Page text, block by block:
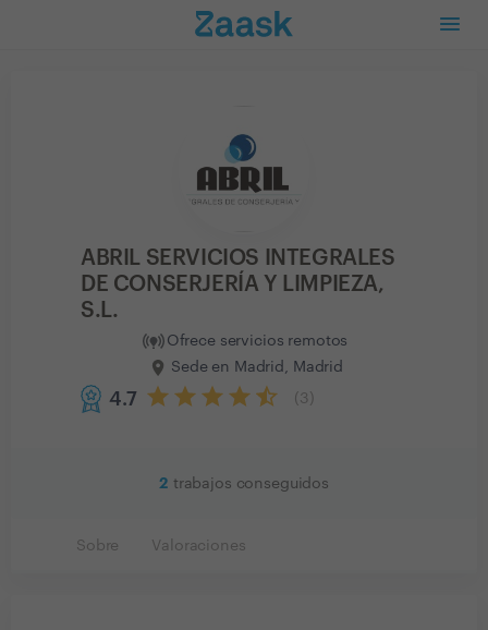
ABRIL SERVICIOS INTEGRALES
DE CONSERJERÍA Y LIMPIEZA,
S.L.
Ofrece servicios remotos
Sede en Madrid, Madrid
4.7 3
2 trabajos conseguidos
Sobre Valoraciones